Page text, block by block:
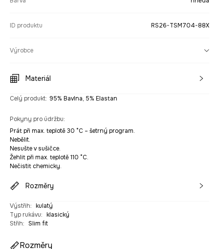
ID produktu RS26-TSM704-88X
Výrobce
Materiál
Celý produkt: 95% Bavlna, 5% Elastan
Pokyny pro údržbu:
Prát při max. teplotě 30 °C – šetrný program.
Nebělit.
Nesušte v sušičce.
Žehlit při max. teplotě 110 °C.
Nečistit chemicky.
Rozměry
Výstřih: kulatý
Typ rukávu: klasický
Střih: Slim fit
Rozměry